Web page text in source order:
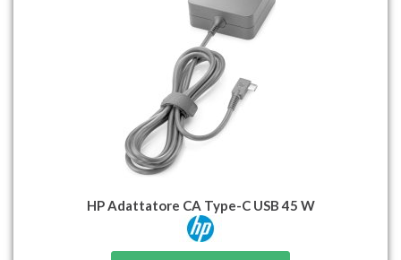
HP Adattatore CA Type-C USB 45 W